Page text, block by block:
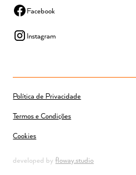
Facebook
Instagram
developed byfloway.studio
Política de Privacidade
Termos e Condições
Cookies